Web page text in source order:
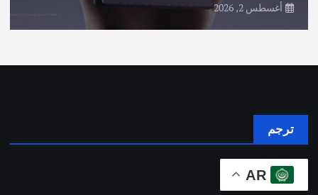
يوليو 30, 2026
ترجم
AR